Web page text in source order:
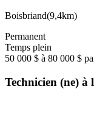
Boisbriand(9,4km)
Permanent
Temps plein
50 000 $ à 80 000 $
Technicien (ne) à